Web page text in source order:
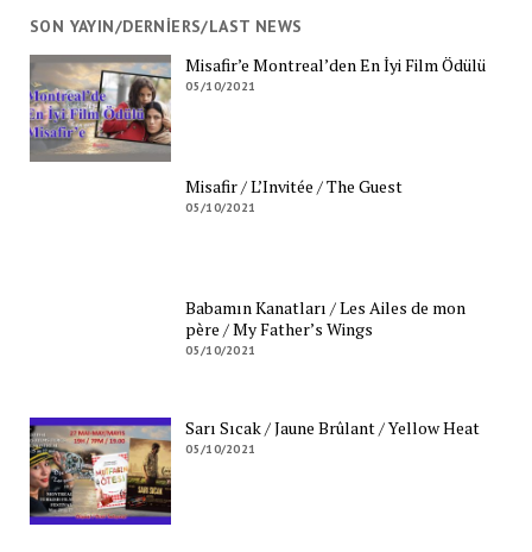
SON YAYIN/DERNIERS/LAST NEWS
Misafir’e Montreal’den En İyi Film Ödülü
05/10/2021
Misafir / L’Invitée / The Guest
05/10/2021
Babamın Kanatları / Les Ailes de mon
père / My Father’s Wings
05/10/2021
Sarı Sıcak / Jaune Brûlant / Yellow Heat
05/10/2021